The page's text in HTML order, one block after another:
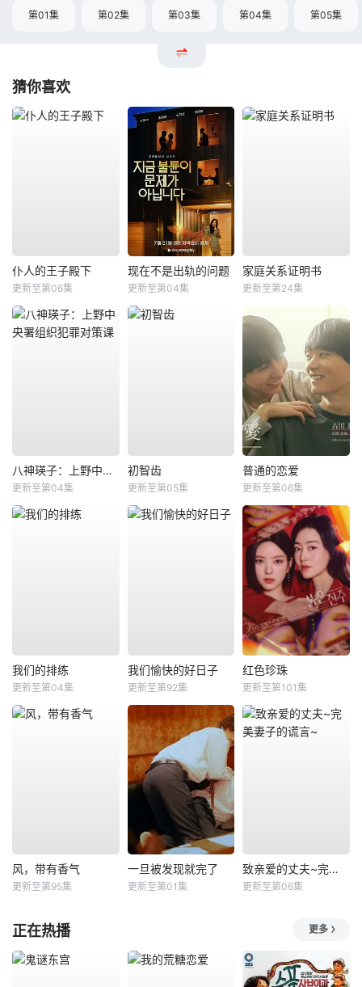
第01集 第02集 第03集 第04集 第05集
猜你喜欢
仆人的王子殿下
更新至第06集
现在不是出轨的问题
更新至第04集
家庭关系证明书
更新至第24集
八神瑛子：上野中央署组织犯罪对策课
更新至第04集
初智齿
更新至第05集
普通的恋爱
更新至第06集
我们的排练
更新至第04集
我们愉快的好日子
更新至第92集
红色珍珠
更新至第101集
风，带有香气
更新至第95集
一旦被发现就完了
更新至第01集
致亲爱的丈夫~完美妻子的谎言~
更新至第06集
正在热播 更多